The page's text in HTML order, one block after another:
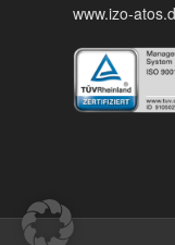
www.izo-